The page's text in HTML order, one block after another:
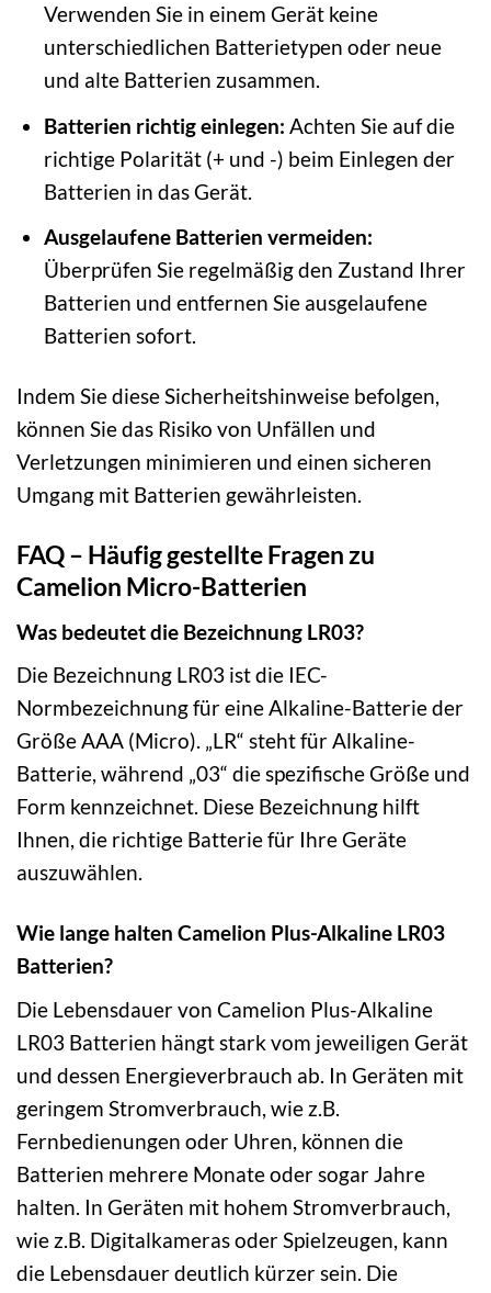
Verwenden Sie in einem Gerät keine
unterschiedlichen Batterietypen oder neue
und alte Batterien zusammen.
Batterien richtig einlegen: Achten Sie auf die
richtige Polarität (+ und -) beim Einlegen der
Batterien in das Gerät.
Ausgelaufene Batterien vermeiden:
Überprüfen Sie regelmäßig den Zustand Ihrer
Batterien und entfernen Sie ausgelaufene
Batterien sofort.
Indem Sie diese Sicherheitshinweise befolgen,
können Sie das Risiko von Unfällen und
Verletzungen minimieren und einen sicheren
Umgang mit Batterien gewährleisten.
FAQ – Häufig gestellte Fragen zu
Camelion Micro-Batterien
Was bedeutet die Bezeichnung LR03?
Die Bezeichnung LR03 ist die IEC-
Normbezeichnung für eine Alkaline-Batterie der
Größe AAA (Micro). „LR“ steht für Alkaline-
Batterie, während „03“ die spezifische Größe und
Form kennzeichnet. Diese Bezeichnung hilft
Ihnen, die richtige Batterie für Ihre Geräte
auszuwählen.
Wie lange halten Camelion Plus-Alkaline LR03
Batterien?
Die Lebensdauer von Camelion Plus-Alkaline
LR03 Batterien hängt stark vom jeweiligen Gerät
und dessen Energieverbrauch ab. In Geräten mit
geringem Stromverbrauch, wie z.B.
Fernbedienungen oder Uhren, können die
Batterien mehrere Monate oder sogar Jahre
halten. In Geräten mit hohem Stromverbrauch,
wie z.B. Digitalkameras oder Spielzeugen, kann
die Lebensdauer deutlich kürzer sein. Die